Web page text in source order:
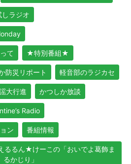
ラジオ
て ★特別番組★
防災リポート 軽音部のラジカセ
大行進 かつしか放談
Radio
ン 番組情報
るるん★けーこの「おいでよ葛飾ま
るかじり」